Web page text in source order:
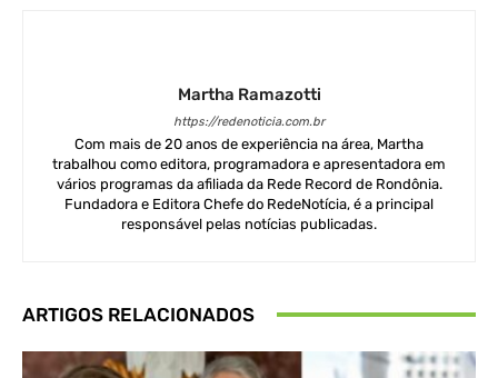
Martha Ramazotti
https://redenoticia.com.br
Com mais de 20 anos de experiência na área, Martha
trabalhou como editora, programadora e apresentadora em
vários programas da afiliada da Rede Record de Rondônia.
Fundadora e Editora Chefe do RedeNotícia, é a principal
responsável pelas notícias publicadas.
ARTIGOS RELACIONADOS